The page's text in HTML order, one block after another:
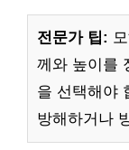
전문가 팁:
께와 높이를
을 선택해야
방해하거나